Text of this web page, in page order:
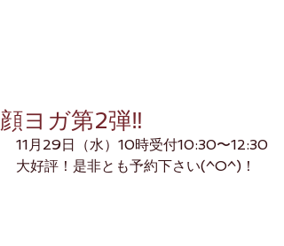
顔ヨガ第2弾‼️
11月29日（水）10時受付10:30〜12:30
大好評！是非とも予約下さい(^O^)！